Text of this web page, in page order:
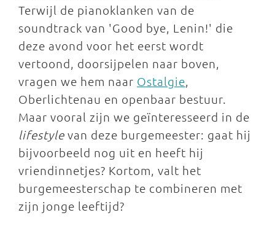
Terwijl de pianoklanken van de
soundtrack van 'Good bye, Lenin!' die
deze avond voor het eerst wordt
vertoond, doorsijpelen naar boven,
vragen we hem naar Ostalgie,
Oberlichtenau en openbaar bestuur.
Maar vooral zijn we geïnteresseerd in de
lifestyle van deze burgemeester: gaat hij
bijvoorbeeld nog uit en heeft hij
vriendinnetjes? Kortom, valt het
burgemeesterschap te combineren met
zijn jonge leeftijd?